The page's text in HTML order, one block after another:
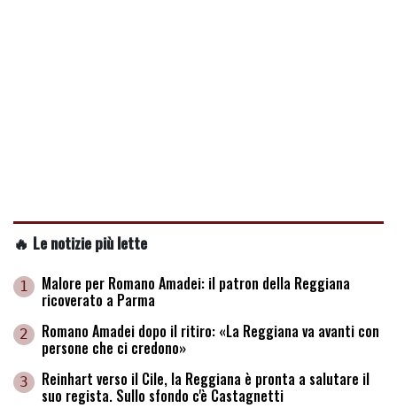
🔥 Le notizie più lette
1 Malore per Romano Amadei: il patron della Reggiana
ricoverato a Parma
2 Romano Amadei dopo il ritiro: «La Reggiana va avanti con
persone che ci credono»
3 Reinhart verso il Cile, la Reggiana è pronta a salutare il
suo regista. Sullo sfondo c'è Castagnetti